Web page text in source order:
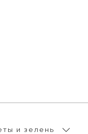
и зелень